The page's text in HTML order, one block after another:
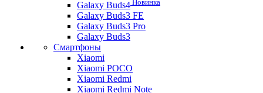
Galaxy Buds4
Galaxy Buds3 FE
Galaxy Buds3 Pro
Galaxy Buds3
Смартфоны
Xiaomi
Xiaomi POCO
Xiaomi Redmi
Xiaomi Redmi Note